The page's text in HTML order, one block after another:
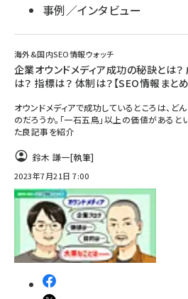
事例／インタビュー
海外&国内SEO情報ウォッチ
企業オウンドメディア成功の秘訣とは？
は？ 指標は？ 体制は？【SEO情報まとめ
オウンドメディアで成功しているところは、ど
のだろうか。「一石五鳥」以上の価値がある
た良記事を紹介
鈴木 謙一[執筆]
2023年7月21日 7:00